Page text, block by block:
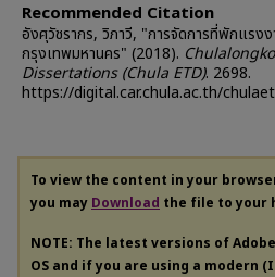
Recommended Citation
อังศุวัชรากร, วิภาวี, "การจัดการที่พักแรง
กรุงเทพมหานคร" (2018).
Dissertations (Chula ETD). 2698.
https://digital.car.chula.ac.th/
To view the content in your
you may Download the file to your
NOTE: The latest versions of
OS and if you are using a modern